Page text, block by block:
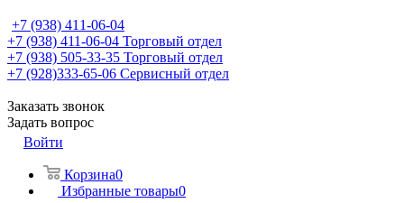
+7 (938) 411-06-04
+7 (938) 411-06-04 Торговый отдел
+7 (938) 505-33-35 Торговый отдел
+7 (928)333-65-06 Сервисный отдел
Заказать звонок
Задать вопрос
Войти
Корзина0
Избранные товары0